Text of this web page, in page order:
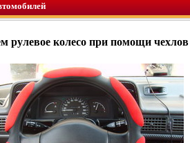
рулевое колесо при помощи чехлов